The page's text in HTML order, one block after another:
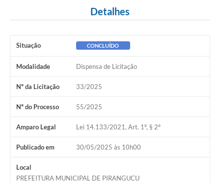
Detalhes
Situação CONCLUÍDO
Modalidade Dispensa de Licitação
Nº da Licitação 33/2025
Nº do Processo 55/2025
Amparo Legal Lei 14.133/2021, Art. 1º, § 2º
Publicado em 30/05/2025 às 10h00
Local
PREFEITURA MUNICIPAL DE PIRANGUCU